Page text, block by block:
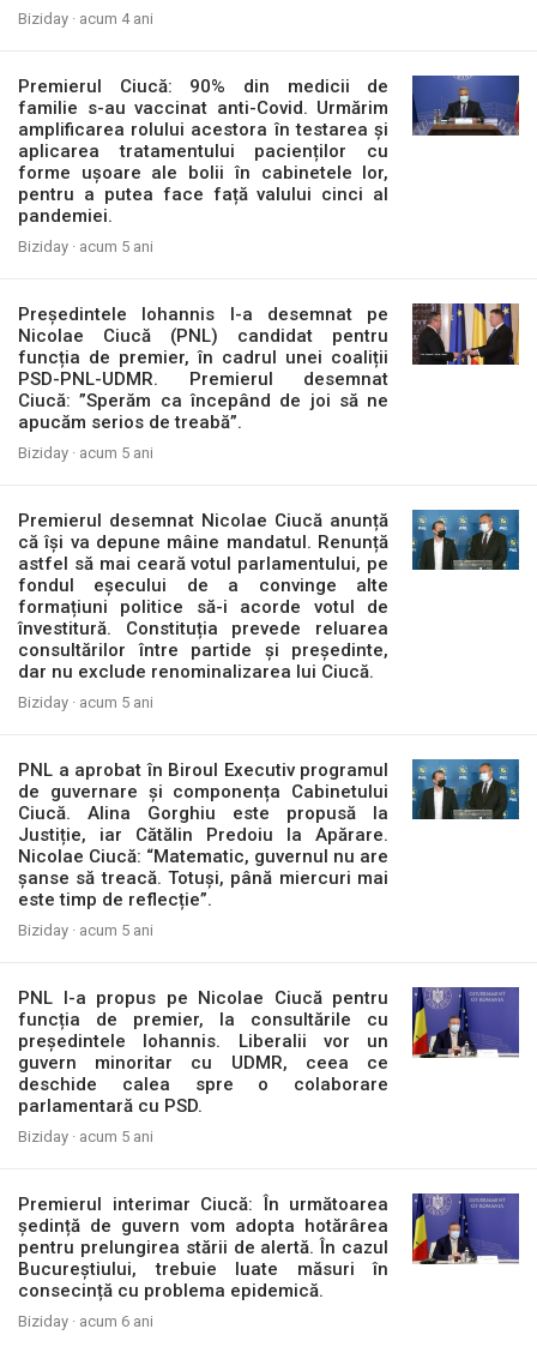
Biziday · acum 4 ani
Premierul Ciucă: 90% din medicii de
familie s-au vaccinat anti-Covid. Urmărim
amplificarea rolului acestora în testarea și
aplicarea tratamentului pacienților cu
forme ușoare ale bolii în cabinetele lor,
pentru a putea face față valului cinci al
pandemiei.
Biziday · acum 5 ani
Președintele Iohannis l-a desemnat pe
Nicolae Ciucă (PNL) candidat pentru
funcția de premier, în cadrul unei coaliții
PSD-PNL-UDMR. Premierul desemnat
Ciucă: ”Sperăm ca începând de joi să ne
apucăm serios de treabă”.
Biziday · acum 5 ani
Premierul desemnat Nicolae Ciucă anunță
că își va depune mâine mandatul. Renunță
astfel să mai ceară votul parlamentului, pe
fondul eșecului de a convinge alte
formațiuni politice să-i acorde votul de
învestitură. Constituția prevede reluarea
consultărilor între partide și președinte,
dar nu exclude renominalizarea lui Ciucă.
Biziday · acum 5 ani
PNL a aprobat în Biroul Executiv programul
de guvernare și componența Cabinetului
Ciucă. Alina Gorghiu este propusă la
Justiție, iar Cătălin Predoiu la Apărare.
Nicolae Ciucă: “Matematic, guvernul nu are
șanse să treacă. Totuși, până miercuri mai
este timp de reflecție”.
Biziday · acum 5 ani
PNL l-a propus pe Nicolae Ciucă pentru
funcția de premier, la consultările cu
președintele Iohannis. Liberalii vor un
guvern minoritar cu UDMR, ceea ce
deschide calea spre o colaborare
parlamentară cu PSD.
Biziday · acum 5 ani
Premierul interimar Ciucă: În următoarea
ședință de guvern vom adopta hotărârea
pentru prelungirea stării de alertă. În cazul
Bucureștiului, trebuie luate măsuri în
consecință cu problema epidemică.
Biziday · acum 6 ani